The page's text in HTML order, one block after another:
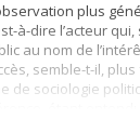
plus
à-dire l’acteur
au nom de
semble-t-il,
de sociologie
et plus efficaces